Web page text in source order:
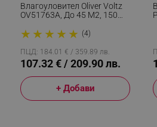
Влагоуловител Oliver Voltz
OV51763A, До 45 М2, 150
Дисплей, Таймер,
Йонизатор, Бял
★ ★ ★ ★ ★ (4)
ПЦД: 184.01 € / 359.89 лв.
107.32 € / 209.90 лв.
+ Добави